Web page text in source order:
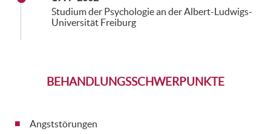
Studium der Psychologie an der Albert-Ludwigs-
Universität Freiburg
BEHANDLUNGSSCHWERPUNKTE
Angststörungen